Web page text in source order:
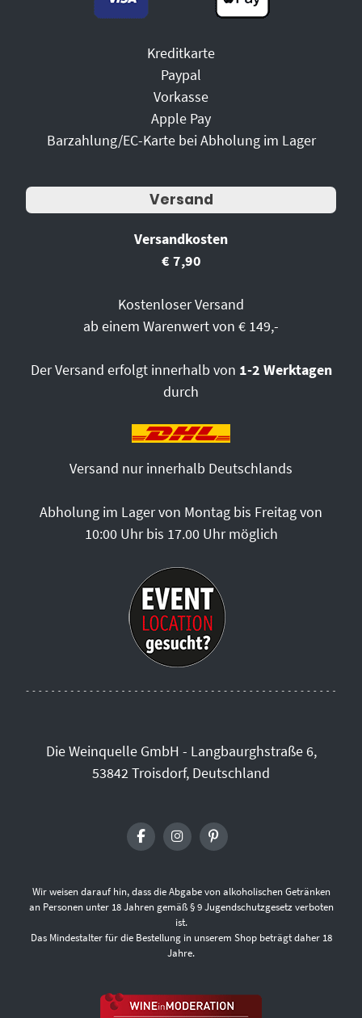
Kreditkarte
Paypal
Vorkasse
Apple Pay
Barzahlung/EC-Karte bei Abholung im Lager
Versand
Versandkosten
€ 7,90
Kostenloser Versand
ab einem Warenwert von € 149,-
Der Versand erfolgt innerhalb von 1-2 Werktagen
durch
Versand nur innerhalb Deutschlands
Abholung im Lager von Montag bis Freitag von
10:00 Uhr bis 17.00 Uhr möglich
Die Weinquelle GmbH - Langbaurghstraße 6,
53842 Troisdorf, Deutschland
Wir weisen darauf hin, dass die Abgabe von alkoholischen Getränken
an Personen unter 18 Jahren gemäß § 9 Jugendschutzgesetz verboten
ist.
Das Mindestalter für die Bestellung in unserem Shop beträgt daher 18
Jahre.